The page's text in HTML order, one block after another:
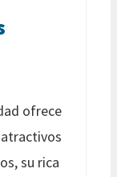
ofrece
su rica